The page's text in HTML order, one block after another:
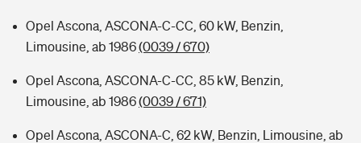
Opel Ascona, ASCONA-C-CC, 60 kW, Benzin,
Limousine, ab 1986(0039 / 670)
Opel Ascona, ASCONA-C-CC, 85 kW, Benzin,
Limousine, ab 1986(0039 / 671)
Opel Ascona, ASCONA-C, 62 kW, Benzin, Limousine, ab